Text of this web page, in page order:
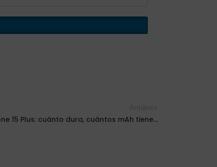
15 Plus: cuánto dura, cuántos mAh tiene…